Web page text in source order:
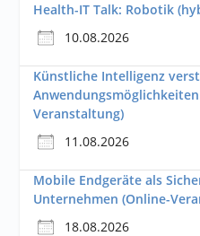
Health-IT Talk: Robotik
10.08.2026
Künstliche Intelligenz
Veranstaltung)
11.08.2026
Mobile Endgeräte als
Unternehmen (Online-
18.08.2026